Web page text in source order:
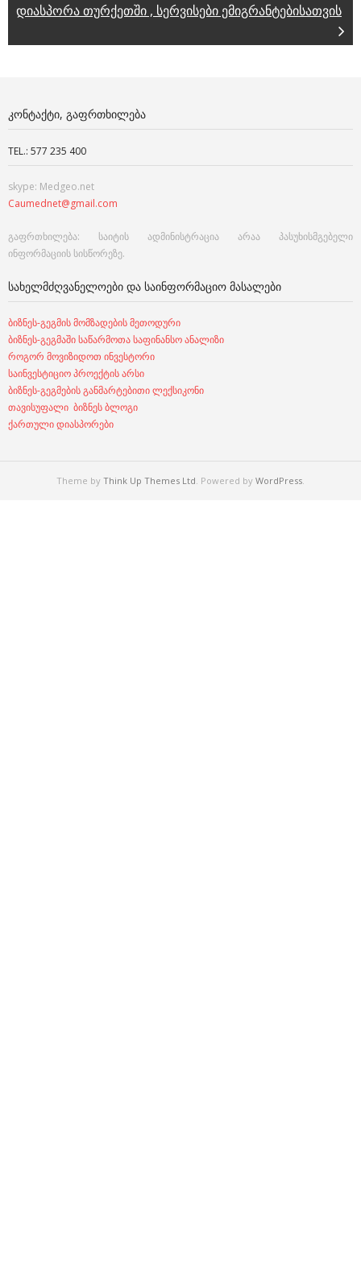
დიასპორა თურქეთში , სერვისები ემიგრანტებისათვის
ᲙᲝᲜᲢᲐᲥᲢᲘ, ᲒᲐᲤᲠᲗᲮᲘᲚᲔᲑᲐ
TEL.: 577 235 400
skype: Medgeo.net
Caumednet@gmail.com
გაფრთხილება: საიტის ადმინისტრაცია არაა პასუხისმგებელი
ინფორმაციის სისწორეზე.
ᲡᲐᲮᲔᲚᲛᲫᲦᲕᲐᲜᲔᲚᲝᲔᲑᲘ ᲓᲐ ᲡᲐᲘᲜᲤᲝᲠᲛᲐᲪᲘᲝ ᲛᲐᲡᲐᲚᲔᲑᲘ
ბიზნეს-გეგმის მომზადების მეთოდური
ბიზნეს-გეგმაში საწარმოთა საფინანსო ანალიზი
როგორ მოვიზიდოთ ინვესტორი
საინვესტიციო პროექტის არსი
ბიზნეს-გეგმების განმარტებითი ლექსიკონი
თავისუფალი ბიზნეს ბლოგი
ქართული დიასპორები
Theme by Think Up Themes Ltd . Powered by WordPress